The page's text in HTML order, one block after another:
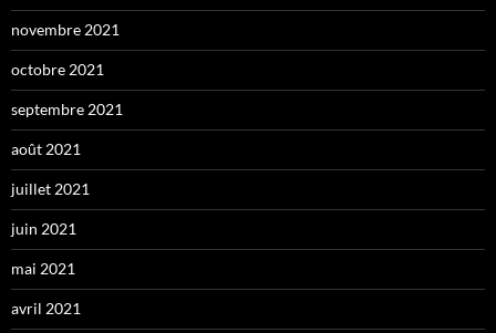
novembre 2021
octobre 2021
septembre 2021
août 2021
juillet 2021
juin 2021
mai 2021
avril 2021